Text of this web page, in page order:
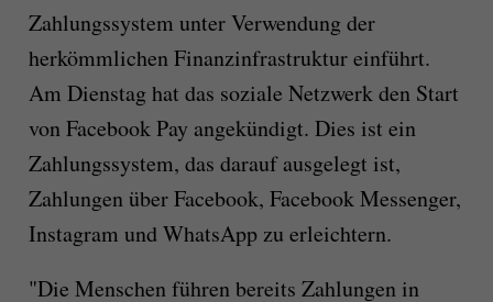
Zahlungssystem unter Verwendung der
herkömmlichen Finanzinfrastruktur einführt.
Am Dienstag hat das soziale Netzwerk den Start
von Facebook Pay angekündigt. Dies ist ein
Zahlungssystem, das darauf ausgelegt ist,
Zahlungen über Facebook, Facebook Messenger,
Instagram und WhatsApp zu erleichtern.
"Die Menschen führen bereits Zahlungen in